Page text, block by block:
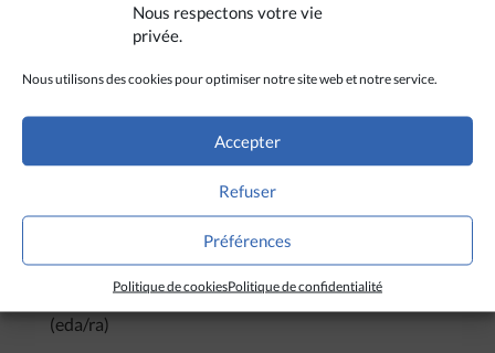
Nous respectons votre vie
privée.
Nous utilisons des cookies pour optimiser notre site web et notre service.
Accepter
Refuser
Préférences
Politique de cookiesPolitique de confidentialité
Nascimento. Et, en 2010, afin d’accompagner l’essor
de cette jeune Eglise, le Saint-Siège a érigé un
troisième diocèse, celui de Maliana, confié à Mgr
protéger l’âme du peuple est-timorais à l’époque de
l’occupation indonésienne et prôner depuis la justice
et la réconciliation ainsi que la nécessité d’un
développement juste pour tous, elle n’échappe pas
elle aussi au temps qui passe : ce 9 février, à l’âge de
71 ans, l’évêque de Dili, Mgr Ricardo Da Silva,
successeur de Mgr Belo, a présenté sa démission au
pape François.
(eda/ra)